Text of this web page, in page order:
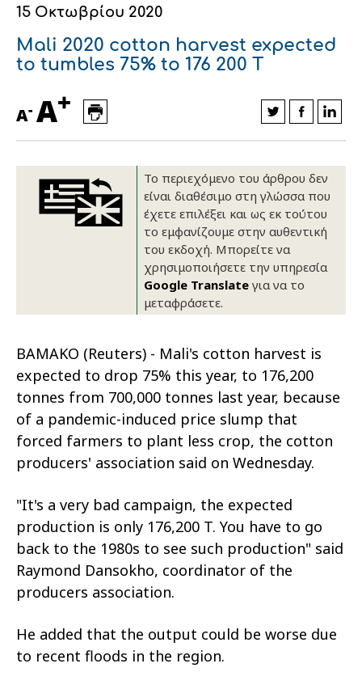
Οικονομικά στοιχεία
Εταιρική δομή
Καινοτομία
Επικοινωνία
Πως θα μας βρείτε
Εξαγωγές
Συνέδρια
Πως θα μας βρείτε
Ευφυής γεωργία
Συμβουλευτική στο χωράφι
Εκκόκκιση για λογαριασμό του
παραγωγού
Ιατρικές υπηρεσίες
Πως θα μας βρείτε
Αλυσίδα βάμβακος
Πως θα μας βρείτε
Κλωστοϋφαντουργία - Ένδυση
Εταιρικά νέα
Πως θα μας βρείτε
Πως θα μας βρείτε
15 Οκτωβρίου 2020
Mali 2020 cotton harvest expected
to tumbles 75% to 176 200 T
A- A+
Το περιεχόμενο του άρθρου δεν
είναι διαθέσιμο στη γλώσσα που
έχετε επιλέξει και ως εκ τούτου
το εμφανίζουμε στην αυθεντική
του εκδοχή. Μπορείτε να
χρησιμοποιήσετε την υπηρεσία
Google Translateγια να το
μεταφράσετε.
BAMAKO (Reuters) - Mali's cotton harvest is
expected to drop 75% this year, to 176,200
tonnes from 700,000 tonnes last year, because
of a pandemic-induced price slump that
forced farmers to plant less crop, the cotton
producers' association said on Wednesday.
"It's a very bad campaign, the expected
production is only 176,200 T. You have to go
back to the 1980s to see such production" said
Raymond Dansokho, coordinator of the
producers association.
He added that the output could be worse due
to recent floods in the region.